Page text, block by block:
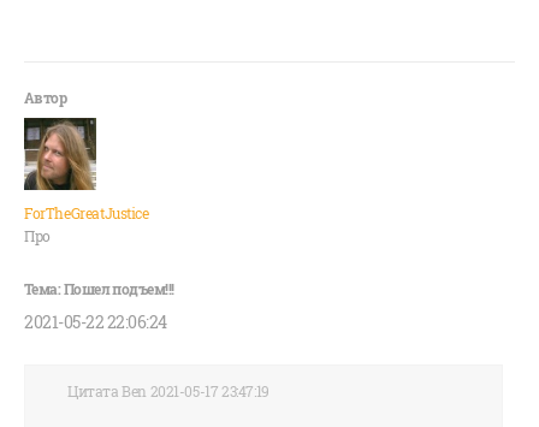
ForTheGreatJustice
Про
2021-05-22 22:06:24
Цитата Ben 2021-05-17 23:47:19